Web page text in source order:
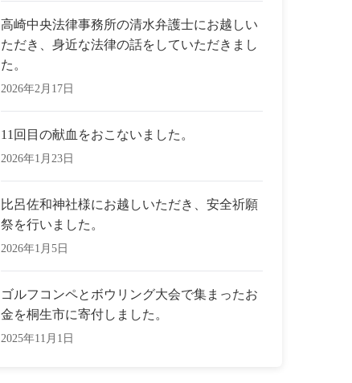
高崎中央法律事務所の清水弁護士にお越しい
ただき、身近な法律の話をしていただきまし
た。
2026年2月17日
11回目の献血をおこないました。
2026年1月23日
比呂佐和神社様にお越しいただき、安全祈願
祭を行いました。
2026年1月5日
ゴルフコンペとボウリング大会で集まったお
金を桐生市に寄付しました。
2025年11月1日